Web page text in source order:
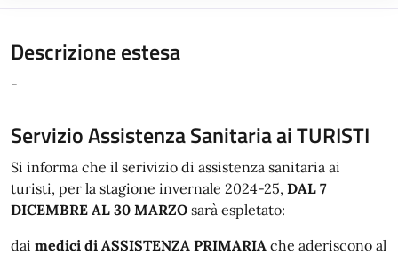
Descrizione estesa
-
Servizio Assistenza Sanitaria ai TURISTI
Si informa che il serivizio di assistenza sanitaria ai
turisti, per la stagione invernale 2024-25, DAL 7
DICEMBRE AL 30 MARZO sarà espletato:
dai medici di ASSISTENZA PRIMARIA che aderiscono al